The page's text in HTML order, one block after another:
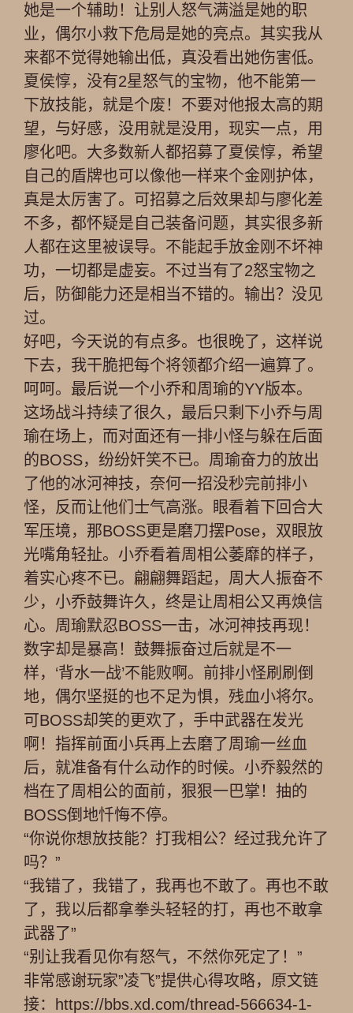
她是一个辅助！让别人怒气满溢是她的职
业，偶尔小救下危局是她的亮点。其实我从
来都不觉得她输出低，真没看出她伤害低。
夏侯惇，没有2星怒气的宝物，他不能第一
下放技能，就是个废！不要对他报太高的期
望，与好感，没用就是没用，现实一点，用
廖化吧。大多数新人都招募了夏侯惇，希望
自己的盾牌也可以像他一样来个金刚护体，
真是太厉害了。可招募之后效果却与廖化差
不多，都怀疑是自己装备问题，其实很多新
人都在这里被误导。不能起手放金刚不坏神
功，一切都是虚妄。不过当有了2怒宝物之
后，防御能力还是相当不错的。输出？没见
过。
好吧，今天说的有点多。也很晚了，这样说
下去，我干脆把每个将领都介绍一遍算了。
呵呵。最后说一个小乔和周瑜的YY版本。
这场战斗持续了很久，最后只剩下小乔与周
瑜在场上，而对面还有一排小怪与躲在后面
的BOSS，纷纷奸笑不已。周瑜奋力的放出
了他的冰河神技，奈何一招没秒完前排小
怪，反而让他们士气高涨。眼看着下回合大
军压境，那BOSS更是磨刀摆Pose，双眼放
光嘴角轻扯。小乔看着周相公萎靡的样子，
着实心疼不已。翩翩舞蹈起，周大人振奋不
少，小乔鼓舞许久，终是让周相公又再焕信
心。周瑜默忍BOSS一击，冰河神技再现！
数字却是暴高！鼓舞振奋过后就是不一
样，‘背水一战’不能败啊。前排小怪刷刷倒
地，偶尔坚挺的也不足为惧，残血小将尔。
可BOSS却笑的更欢了，手中武器在发光
啊！指挥前面小兵再上去磨了周瑜一丝血
后，就准备有什么动作的时候。小乔毅然的
档在了周相公的面前，狠狠一巴掌！抽的
BOSS倒地忏悔不停。
“你说你想放技能？打我相公？经过我允许了
吗？”
“我错了，我错了，我再也不敢了。再也不敢
了，我以后都拿拳头轻轻的打，再也不敢拿
武器了”
“别让我看见你有怒气，不然你死定了！”
非常感谢玩家”凌飞”提供心得攻略，原文链
接：https://bbs.xd.com/thread-566634-1-